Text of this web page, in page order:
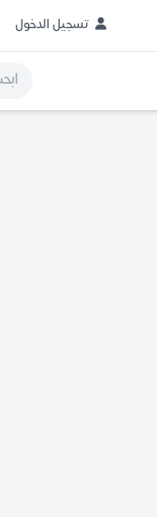
تسجيل الدخول